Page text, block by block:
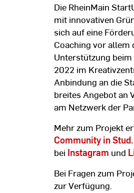
Die RheinMain
mit innovativen
sich auf eine
Coaching vor allem
Unterstützung
2022 im
Anbindung an die
breites Angebot an
am Netzwerk der
Mehr zum Projekt
Community in
bei Instagram und
Bei Fragen zum
zur Verfügung.